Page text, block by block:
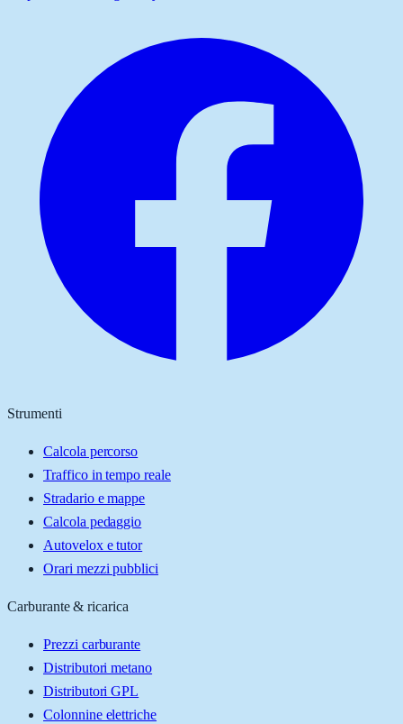
Strumenti
Calcola percorso
Traffico in tempo reale
Stradario e mappe
Calcola pedaggio
Autovelox e tutor
Orari mezzi pubblici
Carburante & ricarica
Prezzi carburante
Distributori metano
Distributori GPL
Colonnine elettriche